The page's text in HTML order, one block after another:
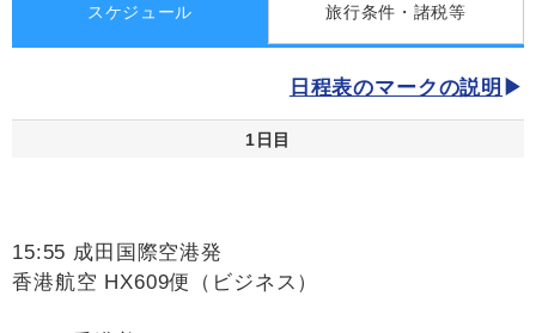
スケジュール 旅行条件・諸税等
日程表のマークの説明
1日目
15:55 成田国際空港発
香港航空 HX609便（ビジネス）